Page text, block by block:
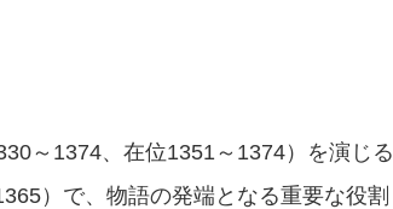
～1374、在位1351～1374）を演じる
）で、物語の発端となる重要な役割